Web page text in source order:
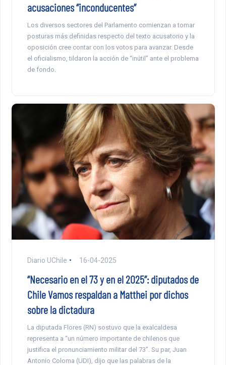
acusaciones “inconducentes”
Los diversos sectores del Parlamento comienzan a tomar
posturas más definidas respecto del texto acusatorio y la
oposición cree contar con los votos para avanzar. Desde
el oficialismo, tildaron la acción de “inútil” ante el problema
de fondo.
Diario UChile 16-04-2025
“Necesario en el 73 y en el 2025”: diputados de
Chile Vamos respaldan a Matthei por dichos
sobre la dictadura
La diputada Flores (RN) sostuvo que la exalcaldesa
representa a “un número importante de chilenos que
justifica el pronunciamiento militar del 73”. Su par, Juan
Antonio Coloma (UDI), dijo que las palabras de la